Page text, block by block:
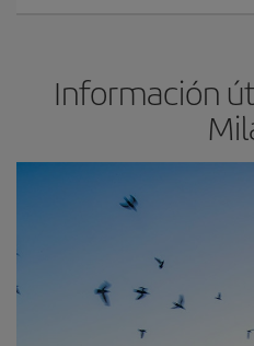
Información